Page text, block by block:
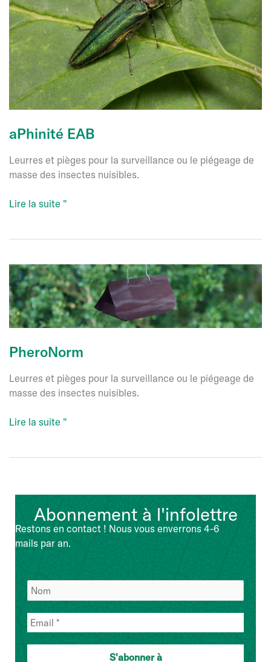
aPhinité EAB
Leurres et pièges pour la surveillance ou le piégeage de
masse des insectes nuisibles.
aPhinité
Lire la suite "
PheroNorm
Leurres et pièges pour la surveillance ou le piégeage de
masse des insectes nuisibles.
PheroNorm
Lire la suite "
Abonnement à l'infolettre
Restons en contact ! Nous vous enverrons 4-6
mails par an.